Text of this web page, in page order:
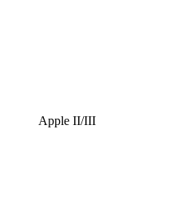
Apple II/III